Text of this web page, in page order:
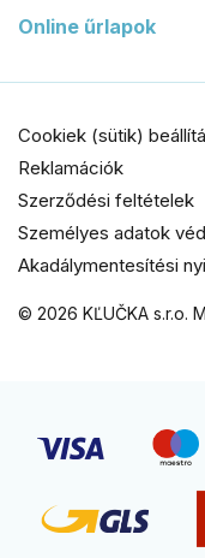
Online űrlapok
© 2026 KĽUČKA s.r.o.
Cookiek (sütik)
Reklamációk
Szerződési feltételek
Személyes adatok
Akadálymentesítési